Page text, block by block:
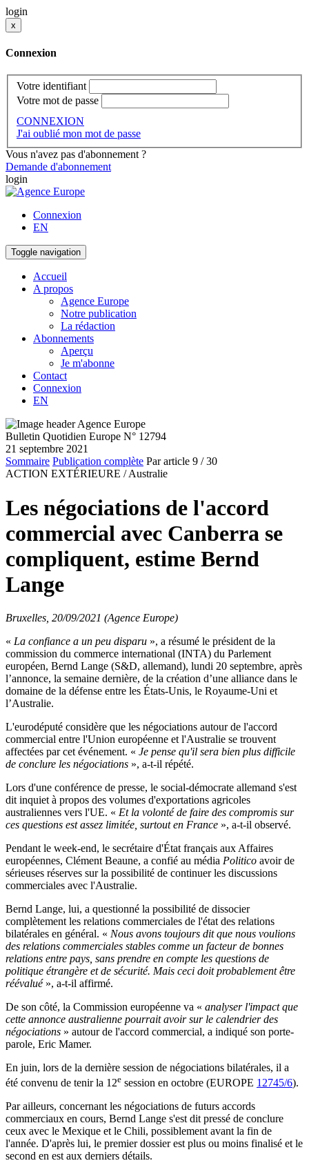
login
x
Connexion
Votre identifiant
Votre mot de passe
CONNEXION
J'ai oublié mon mot de passe
Vous n'avez pas d'abonnement ?
Demande d'abonnement
login
Connexion
EN
Toggle navigation
Accueil
A propos
Agence Europe
Notre publication
La rédaction
Abonnements
Aperçu
Je m'abonne
Contact
Connexion
EN
Bulletin Quotidien Europe N° 12794
21 septembre 2021
Sommaire Publication complète Par article 9 / 30
ACTION EXTÉRIEURE / Australie
Les négociations de l'accord
commercial avec Canberra se
compliquent, estime Bernd
Lange
Bruxelles, 20/09/2021 (Agence Europe)
« La confiance a un peu disparu », a résumé le président de la
commission du commerce international (INTA) du Parlement
européen, Bernd Lange (S&D, allemand), lundi 20 septembre, après
l’annonce, la semaine dernière, de la création d’une alliance dans le
domaine de la défense entre les États-Unis, le Royaume-Uni et
l’Australie.
L'eurodéputé considère que les négociations autour de l'accord
commercial entre l'Union européenne et l'Australie se trouvent
affectées par cet événement. « Je pense qu'il sera bien plus difficile
de conclure les négociations », a-t-il répété.
Lors d'une conférence de presse, le social-démocrate allemand s'est
dit inquiet à propos des volumes d'exportations agricoles
australiennes vers l'UE. « Et la volonté de faire des compromis sur
ces questions est assez limitée, surtout en France », a-t-il observé.
Pendant le week-end, le secrétaire d'État français aux Affaires
européennes, Clément Beaune, a confié au média Politico avoir de
sérieuses réserves sur la possibilité de continuer les discussions
commerciales avec l'Australie.
Bernd Lange, lui, a questionné la possibilité de dissocier
complètement les relations commerciales de l'état des relations
bilatérales en général. « Nous avons toujours dit que nous voulions
des relations commerciales stables comme un facteur de bonnes
relations entre pays, sans prendre en compte les questions de
politique étrangère et de sécurité. Mais ceci doit probablement être
réévalué», a-t-il affirmé.
De son côté, la Commission européenne va « analyser l'impact que
cette annonce australienne pourrait avoir sur le calendrier des
négociations » autour de l'accord commercial, a indiqué son porte-
parole, Eric Mamer.
En juin, lors de la dernière session de négociations bilatérales, il a
été convenu de tenir la 12e session en octobre (EUROPE 12745/6).
Par ailleurs, concernant les négociations de futurs accords
commerciaux en cours, Bernd Lange s'est dit pressé de conclure
ceux avec le Mexique et le Chili, possiblement avant la fin de
l'année. D'après lui, le premier dossier est plus ou moins finalisé et le
second en est aux derniers détails.